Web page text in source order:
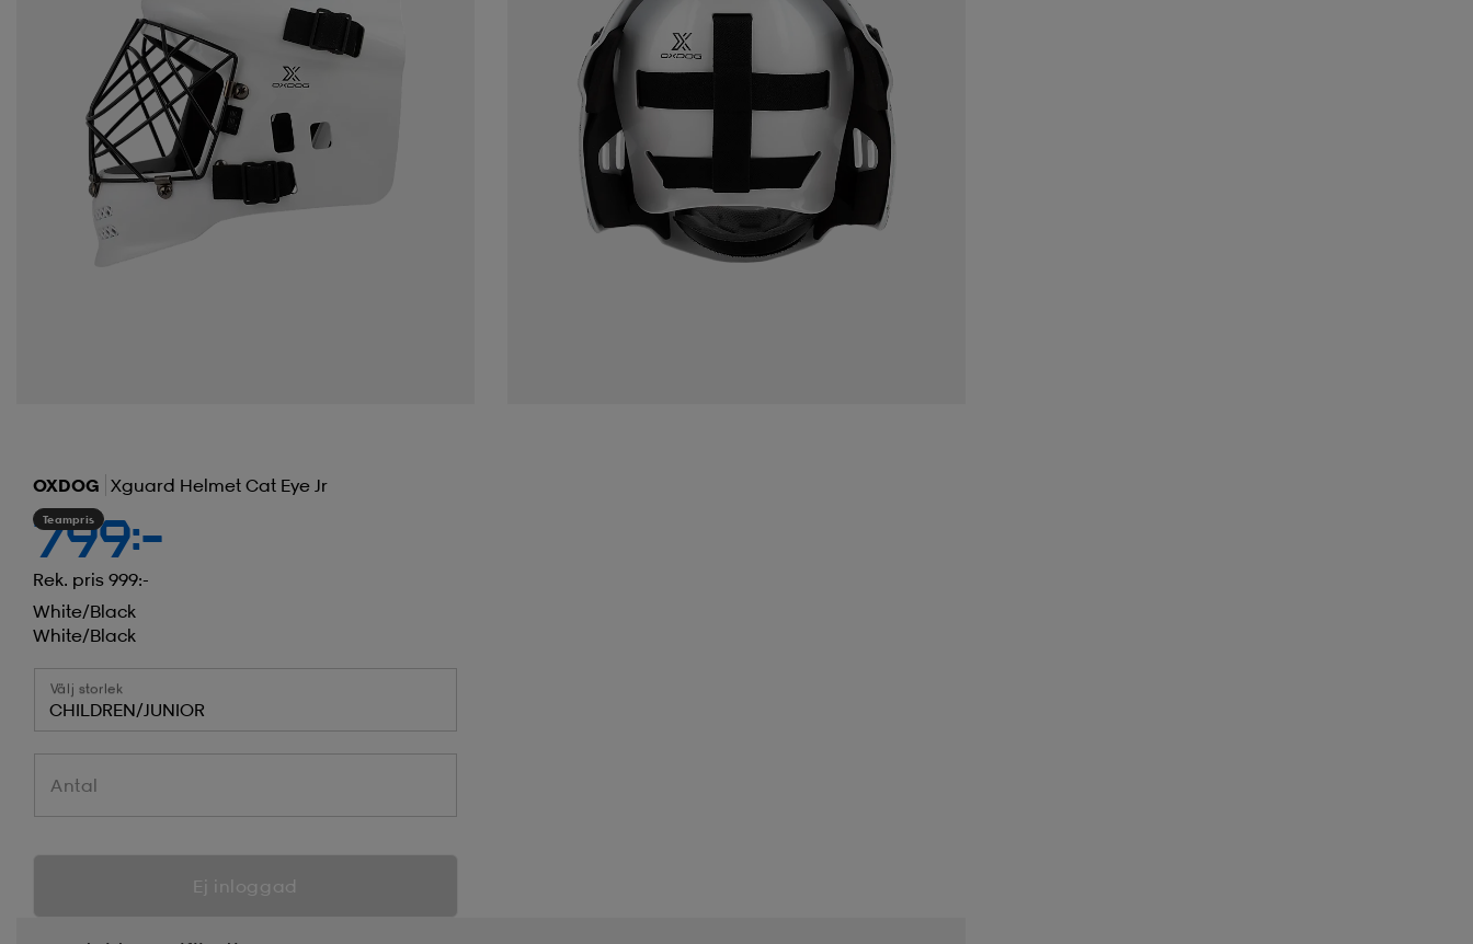
OXDOG Xguard Helmet Cat Eye Jr
Teampris
799:-
Rek. pris 999:-
White/black
White/black
Välj storlek
CHILDREN/JUNIOR
Antal
Ej inloggad